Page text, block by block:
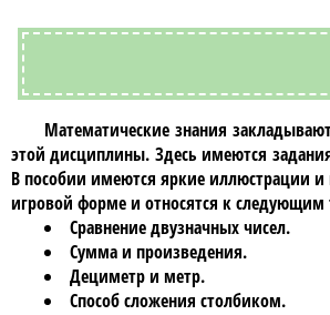
Математические знания
этой дисциплины. Здесь имеются
В пособии имеются яркие иллюстрации и
игровой форме и относятся к
Сравнение двузначных чисел.
Сумма и произведения.
Дециметр и метр.
Способ сложения столбиком.